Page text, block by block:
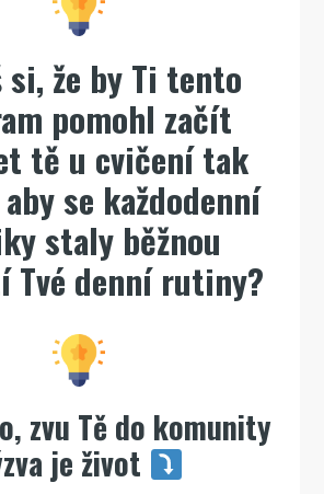
si, že by Ti tento
pomohl začít
tě u cvičení tak
se každodenní
staly běžnou
Tvé denní rutiny?
zvu Tě do komunity
je život